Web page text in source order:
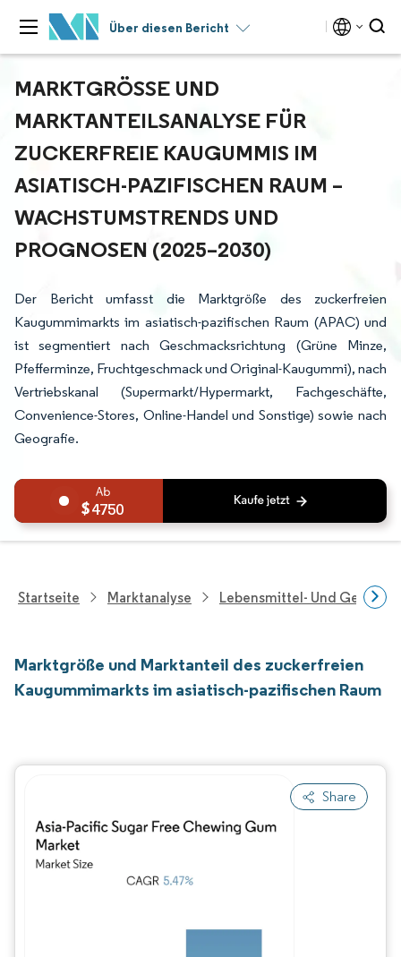
Über diesen Bericht
MARKTGRÖSSE UND M
ARKTANTEILSANALYSE FÜR Z
UCKERFREIE KAUGUMMIS IM A
SIATISCH-PAZIFISCHEN RAUM – W
ACHSTUMSTRENDS UND P
ROGNOSEN (2025–2030)
Der Bericht umfasst die Marktgröße des zuckerfreien
Kaugummimarkts im asiatisch-pazifischen Raum (APAC) und
ist segmentiert nach Geschmacksrichtung (Grüne Minze,
Pfefferminze, Fruchtgeschmack und Original-Kaugummi), nach
Vertriebskanal (Supermarkt/Hypermarkt, Fachgeschäfte,
Convenience-Stores, Online-Handel und Sonstige) sowie nach
Geografie.
4750
Startseite Marktanalyse Lebensmittel- Und
Marktgröße und Marktanteil des zuckerfreien
Kaugummimarkts im asiatisch-pazifischen Raum
Share